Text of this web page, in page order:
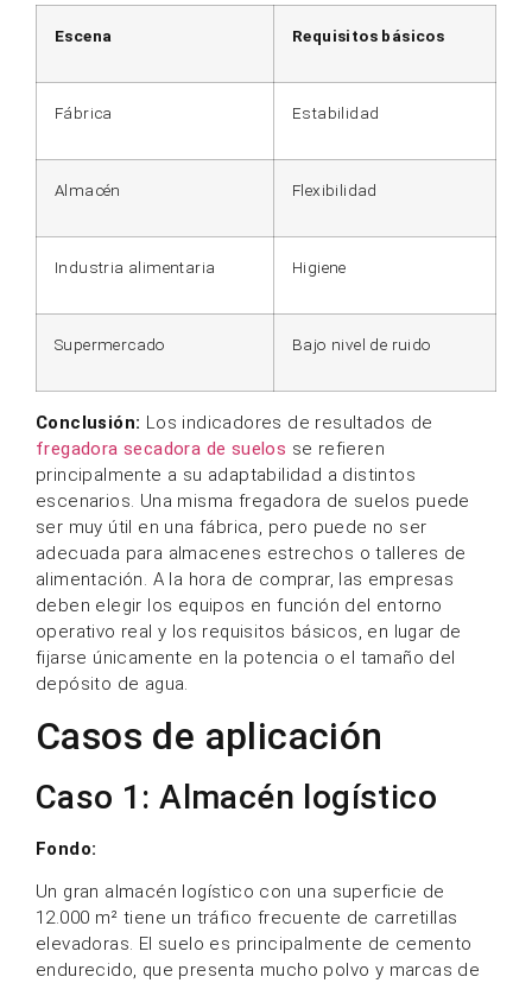
Escena Requisitos básicos
Fábrica Estabilidad
Almacén Flexibilidad
Industria alimentaria Higiene
Supermercado Bajo nivel de ruido
Conclusión: Los indicadores de resultados de
fregadora secadora de suelos se refieren
principalmente a su adaptabilidad a distintos
escenarios. Una misma fregadora de suelos puede
ser muy útil en una fábrica, pero puede no ser
adecuada para almacenes estrechos o talleres de
alimentación. A la hora de comprar, las empresas
deben elegir los equipos en función del entorno
operativo real y los requisitos básicos, en lugar de
fijarse únicamente en la potencia o el tamaño del
depósito de agua.
Casos de aplicación
Caso 1: Almacén logístico
Fondo:
Un gran almacén logístico con una superficie de
12.000 m² tiene un tráfico frecuente de carretillas
elevadoras. El suelo es principalmente de cemento
endurecido, que presenta mucho polvo y marcas de